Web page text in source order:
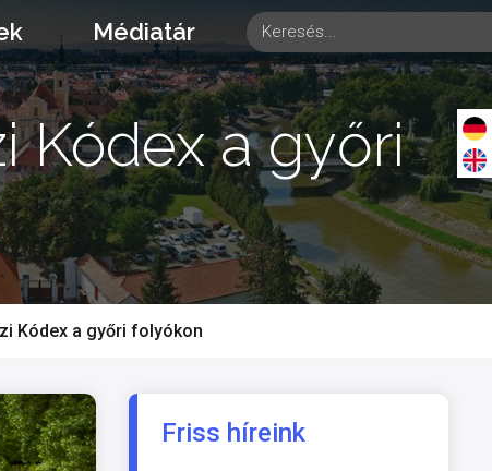
Médiatár
Kódex a győri
Kódex a győri folyókon
Friss híreink